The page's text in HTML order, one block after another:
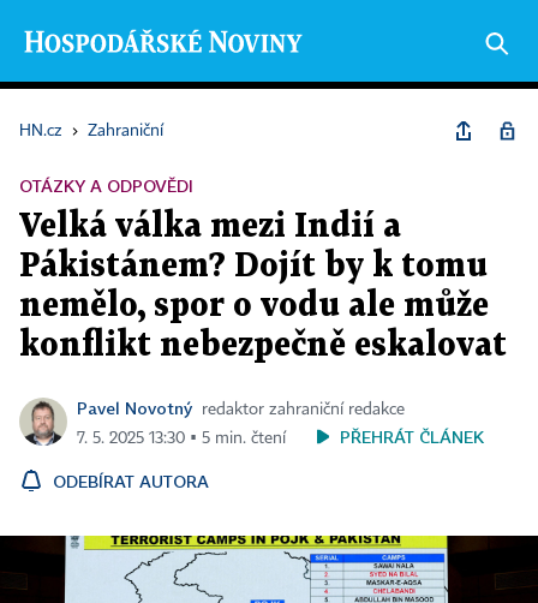
HN.cz › Zahraniční
OTÁZKY A ODPOVĚDI
Velká válka mezi Indií a
Pákistánem? Dojít by k tomu
nemělo, spor o vodu ale může
konflikt nebezpečně eskalovat
Pavel Novotný
redaktor zahraniční redakce
7. 5. 2025 13:30 ▪ 5 min. čtení
PŘEHRÁT ČLÁNEK
ODEBÍRAT AUTORA